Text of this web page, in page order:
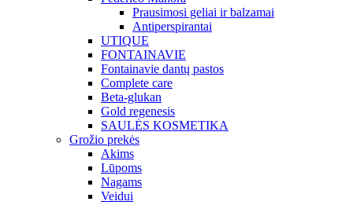
Prausimosi geliai ir balzamai
Antiperspirantai
UTIQUE
FONTAINAVIE
Fontainavie dantų pastos
Complete care
Beta-glukan
Gold regenesis
SAULĖS KOSMETIKA
Grožio prekės
Akims
Lūpoms
Nagams
Veidui